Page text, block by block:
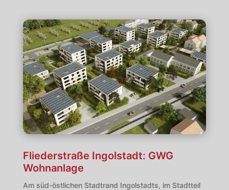
Fliederstraße Ingolstadt: GWG
Wohnanlage
Am süd-östlichen Stadtrand Ingolstadts, im Stadtteil